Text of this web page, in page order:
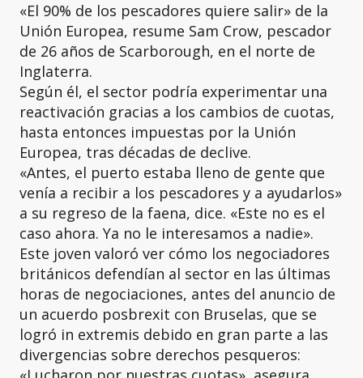
«El 90% de los pescadores quiere salir» de la
Unión Europea, resume Sam Crow, pescador
de 26 años de Scarborough, en el norte de
Inglaterra.
Según él, el sector podría experimentar una
reactivación gracias a los cambios de cuotas,
hasta entonces impuestas por la Unión
Europea, tras décadas de declive.
«Antes, el puerto estaba lleno de gente que
venía a recibir a los pescadores y a ayudarlos»
a su regreso de la faena, dice. «Este no es el
caso ahora. Ya no le interesamos a nadie».
Este joven valoró ver cómo los negociadores
británicos defendían al sector en las últimas
horas de negociaciones, antes del anuncio de
un acuerdo posbrexit con Bruselas, que se
logró in extremis debido en gran parte a las
divergencias sobre derechos pesqueros: